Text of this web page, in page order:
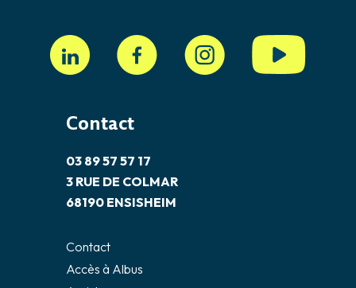
Contact
03 89 57 57 17
3 RUE DE COLMAR
68190 ENSISHEIM
Contact
Accès à Albus